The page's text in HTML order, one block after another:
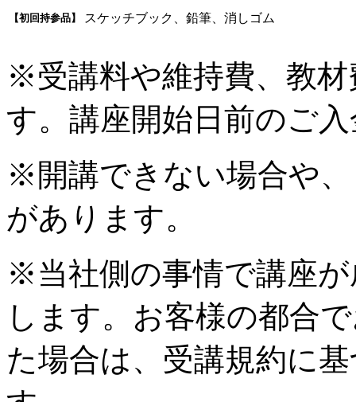
【初回持参品】 スケッチブック、鉛筆、消しゴム
※受講料や維持費、教
す。講座開始日前のご
※開講できない場合や
があります。
※当社側の事情で講座
します。お客様の都合
た場合は、受講規約に